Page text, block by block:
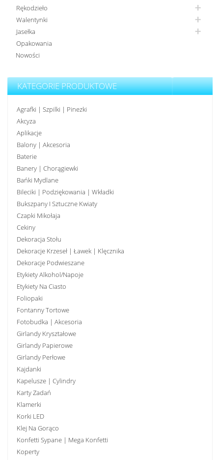
Rękodzieło
Walentynki
Jasełka
Opakowania
Nowości
KATEGORIE PRODUKTOWE
Agrafki | Szpilki | Pinezki
Akcyza
Aplikacje
Balony | Akcesoria
Baterie
Banery | Chorągiewki
Bańki Mydlane
Bileciki | Podziękowania | Wkładki
Bukszpany I Sztuczne Kwiaty
Czapki Mikołaja
Cekiny
Dekoracja Stołu
Dekoracje Krzeseł | Ławek | Klęcznika
Dekoracje Podwieszane
Etykiety Alkohol/Napoje
Etykiety Na Ciasto
Foliopaki
Fontanny Tortowe
Fotobudka | Akcesoria
Girlandy Kryształowe
Girlandy Papierowe
Girlandy Perłowe
Kajdanki
Kapelusze | Cylindry
Karty Zadań
Klamerki
Korki LED
Klej Na Gorąco
Konfetti Sypane | Mega Konfetti
Koperty